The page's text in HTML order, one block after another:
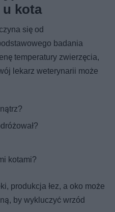
u kota
się od
badania
temperatury zwierzęcia,
lekarz weterynarii może
kotami?
produkcja łez, a oko może
by wykluczyć wrzód